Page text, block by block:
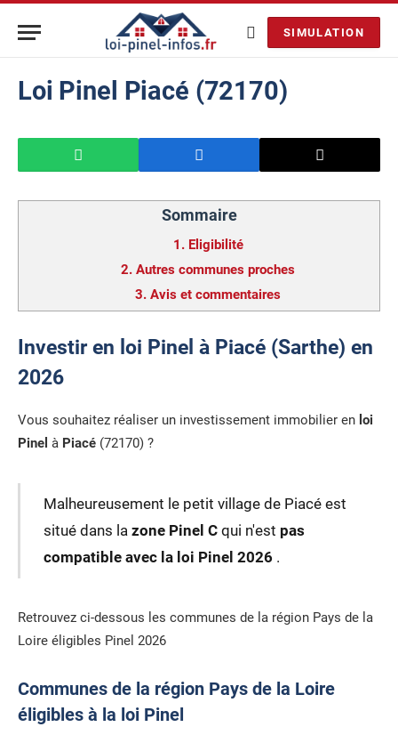
SIMULATION
Loi Pinel Piacé (72170)
Sommaire
1. Eligibilité
2. Autres communes proches
3. Avis et commentaires
Investir en loi Pinel à Piacé (Sarthe) en
2026
Vous souhaitez réaliser un investissement immobilier en loi
Pinel à Piacé (72170) ?
Malheureusement le petit village de Piacé est
situé dans la zone Pinel Cqui n'est pas
compatible avec la loi Pinel 2026 .
Retrouvez ci-dessous les communes de la région Pays de la
Loire éligibles Pinel 2026
Communes de la région Pays de la Loire
éligibles à la loi Pinel